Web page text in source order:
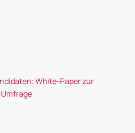
White-Paper zur